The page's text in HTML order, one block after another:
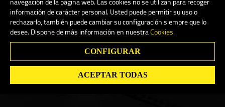
información de carácter personal. Usted puede permitir su uso o
rechazarlo, también puede cambiar su configuración siempre que lo
desee. Dispone de más información en nuestraCookies.
CONFIGURAR
ACEPTAR TODAS
Shop
Search